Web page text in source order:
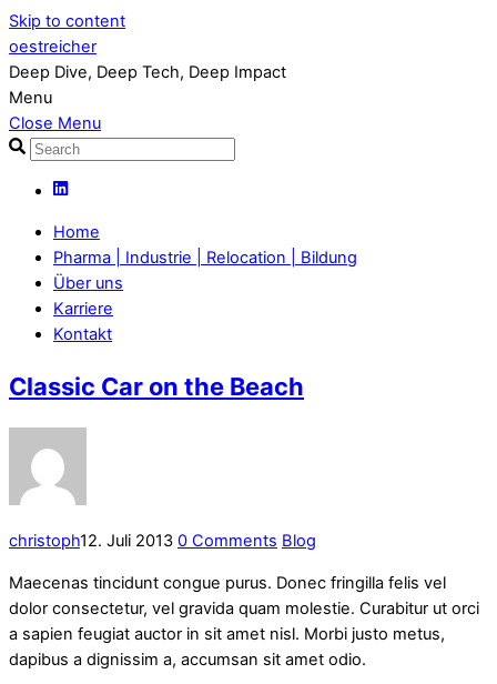
Skip to content
oestreicher
Deep Dive, Deep Tech, Deep Impact
Menu
Close Menu
Home
Pharma | Industrie | Relocation | Bildung
Über uns
Karriere
Kontakt
Classic Car on the Beach
christoph12. Juli 2013 0 Comments Blog
Maecenas tincidunt congue purus. Donec fringilla felis vel
dolor consectetur, vel gravida quam molestie. Curabitur ut orci
a sapien feugiat auctor in sit amet nisl. Morbi justo metus,
dapibus a dignissim a, accumsan sit amet odio.